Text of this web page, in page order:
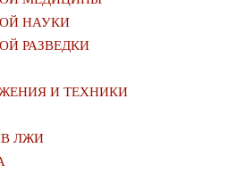
НАУКИ
РАЗВЕДКИ
И ТЕХНИКИ
ЛЖИ